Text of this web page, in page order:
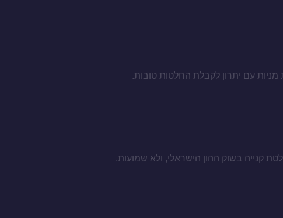
עם יתרון לקבלת החלטות טובות.